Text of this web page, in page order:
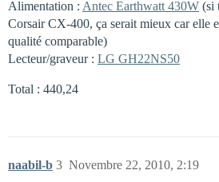
Alimentation : Antec Earthwatt 430W (si
Corsair CX-400, ça serait mieux car elle
qualité comparable)
Lecteur/graveur : LG GH22NS50
Total : 440,24
naabil-b Novembre 22, 2010, 2:19
3